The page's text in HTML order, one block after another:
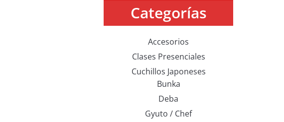
Categorías
Accesorios
Clases Presenciales
Cuchillos Japoneses
Bunka
Deba
Gyuto / Chef